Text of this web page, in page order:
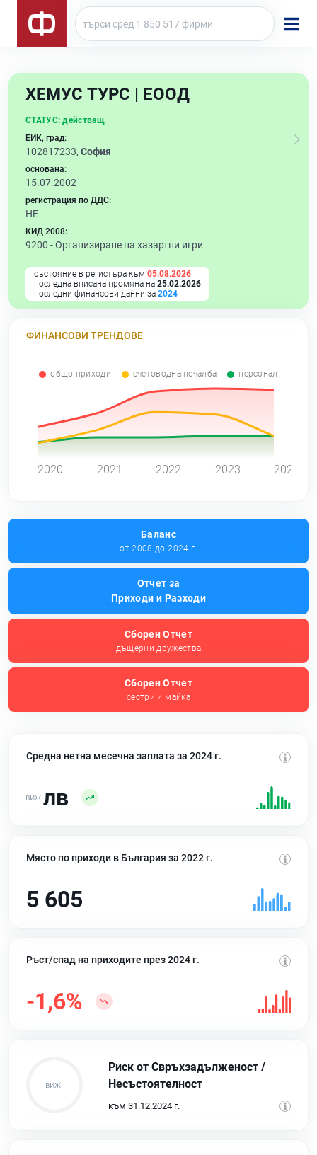
ХЕМУС ТУРС | ЕООД
СТАТУС: действащ
ЕИК, град:
102817233, София
основана:
15.07.2002
регистрация по ДДС:
НЕ
КИД 2008:
9200 -Организиране на хазартни игри
състояние в регистъра към 05.08.2026
последна вписана промяна на 25.02.2026
последни финансови данни за 2024
ФИНАНСОВИ ТРЕНДОВЕ
общо приходи счетоводна печалба персонал
2020 2021 2022 2023 2024
Баланс
от 2008 до 2024 г.
Отчет за
Приходи и Разходи
Сборен Отчет
дъщерни дружества
Сборен Отчет
сестри и майка
Средна нетна месечна заплата за 2024 г.
лв
Място по приходи в България за 2022 г.
5 605
Ръст/спад на приходите през 2024 г.
-1,6%
Риск от Свръхзадълженост /
Несъстоятелност
към 31.12.2024 г.